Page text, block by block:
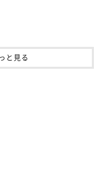
ん。
て超絶甘えん坊な性格の
と見る